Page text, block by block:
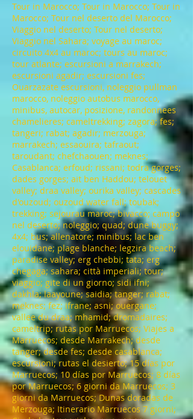
Tour in Marocco; Tour in Marocco; Tour in
Marocco; Tour nel deserto del Marocco;
Viaggio nel deserto; Tour nel deserto;
Viaggio nel Sahara; voyage au maroc;
circuito 4x4 au maroc; tours au maroc;
tour atlante; escursioni a marrakech;
escursioni agadir; escursioni fes;
Ouarzazate escursioni, noleggio pullman
marocco, noleggio autobus marocco,
minibus, autocar, posizione, randonnees
chamelieres; cameltrekking; zagora; fes;
tangeri; rabat; agadir; merzouga;
marrakech; essaouira; tafraout;
taroudant; chefchaouen; meknes;
Casablanca; erfoud; rissani; todra gorges;
dades gorges; ait ben Haddou; telouet
valley; draa valley; ourika valley; cascades
d'ouzoud; ouzoud water fall; toubak;
trekking; sejourau maroc; bivacco; campo
nel deserto; noleggio; quad; dune buggy;
4x4; bus; allenatore; minibus; lac ben
elouidane; plage blanche; legzira beach;
paradise valley; erg chebbi; tata; erg
chegaga; sahara; città imperiali; tour;
viaggio; gite di un giorno; sidi ifni;
dakhla; laayoune; saidia; tanger; rabat;
meknes; fez; ifrane; asni; ouergane;
vallee du draa; mhamid; dromadaires;
cameltrip; rutas por Marruecos; Viajes a
Marruecos; desde Marrakech; desde
tanger; desde fes; desde casablanca;
escursioni; rutas el desierto; 15 días por
Marruecos; 10 días por Marruecos; 8 días
por Marruecos; 6 giorni da Marruecos; 3
giorni da Marruecos; Dunas doradas de
Merzouga; Itinerario Marruecos 7 giorni;